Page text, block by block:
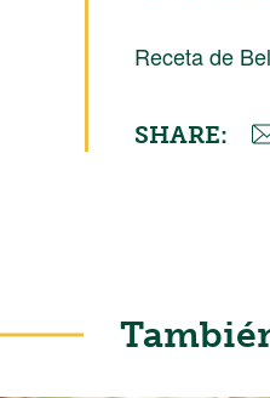
Receta de
SHARE: